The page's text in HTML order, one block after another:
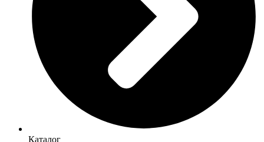
Каталог